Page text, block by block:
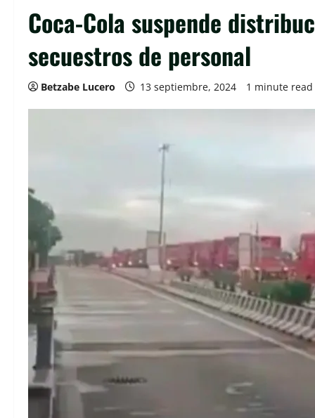
Coca-Cola suspende
secuestros de personal
Betzabe Lucero 13 septiembre, 2024 1 minute read